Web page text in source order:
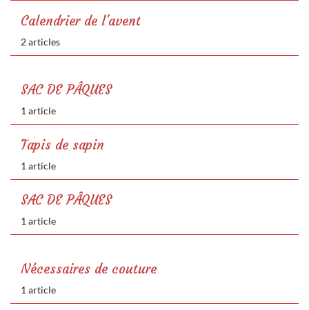
Calendrier de l'avent
2 articles
SAC DE PÂQUES
1 article
Tapis de sapin
1 article
SAC DE PÂQUES
1 article
Nécessaires de couture
1 article